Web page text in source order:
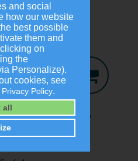
and social
how our website
best possible
them and
on
the
Personalize).
cookies, see
Privacy Policy.
all